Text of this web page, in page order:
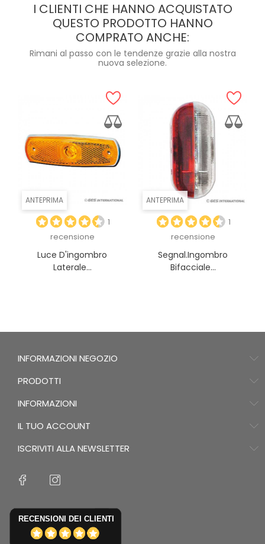
I CLIENTI CHE HANNO ACQUISTATO
QUESTO PRODOTTO HANNO
COMPRATO ANCHE:
Rimani al passo con le tendenze grazie alla nostra
nuova selezione.
ANTEPRIMA
1
recensione
Luce D'ingombro
Laterale...
ANTEPRIMA
1
recensione
Segnal.ingombro
Bifacciale...
INFORMAZIONI NEGOZIO
PRODOTTI
INFORMAZIONI
IL TUO ACCOUNT
ISCRIVITI ALLA NEWSLETTER
RECENSIONI DEI CLIENTI